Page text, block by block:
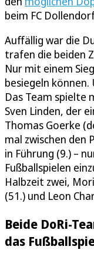
beim FC
Auffällig war die
trafen die beiden
Nur mit einem
besiegeln können.
Das Team spielte
Sven Linden, der
Thomas Goerke
mal zwischen den
in Führung (9.) –
Fußballspielen
Halbzeit zwei,
(51.) und Leon
Beide DoRi-
das